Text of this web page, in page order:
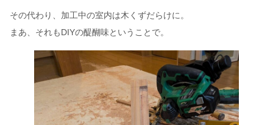
その代わり、加工中の室内は木くずだらけに。
まあ、それもDIYの醍醐味ということで。